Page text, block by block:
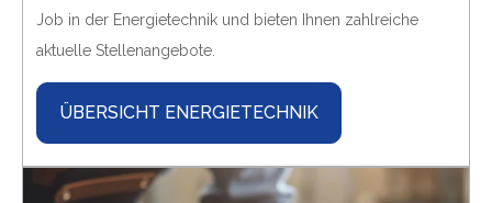
Job in der Energietechnik und bieten Ihnen zahlreiche
aktuelle Stellenangebote.
ÜBERSICHT ENERGIETECHNIK